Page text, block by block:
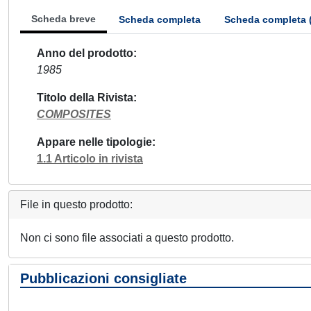
Scheda breve Scheda completa Scheda completa
Anno del prodotto
1985
Titolo della Rivista
COMPOSITES
Appare nelle tipologie
1.1 Articolo in rivista
File in questo prodotto:
Non ci sono file associati a questo prodotto.
Pubblicazioni consigliate